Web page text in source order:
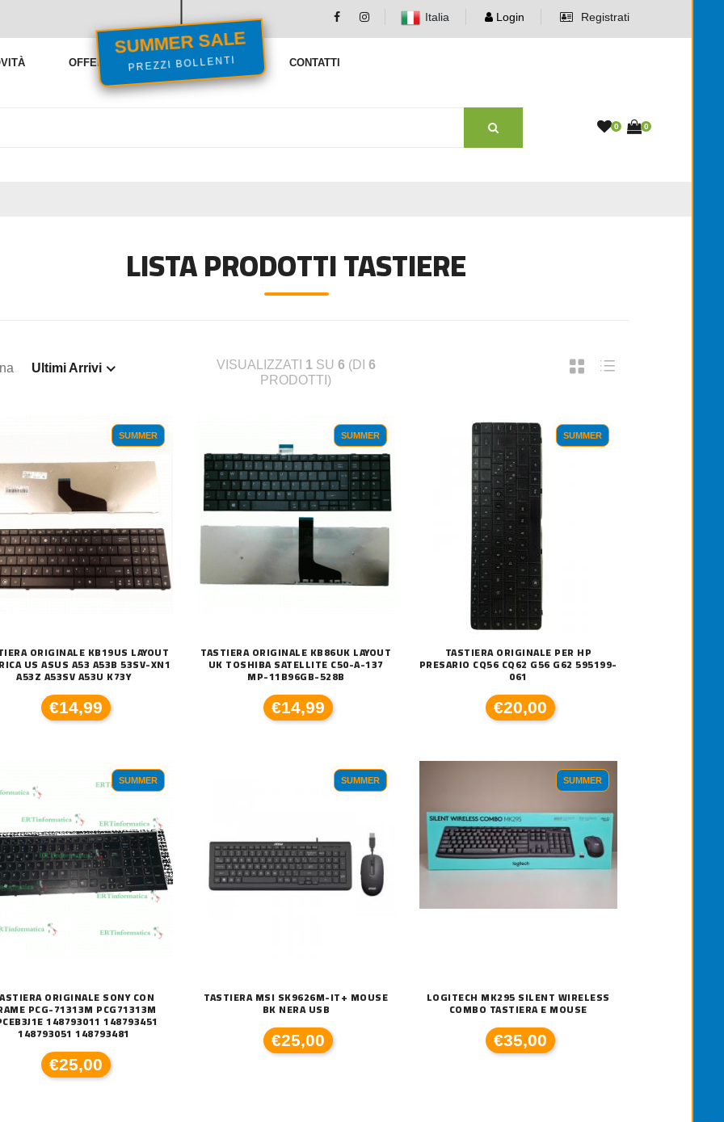
SUMMER SALE
PREZZI BOLLENTI
Italia Login Registrati
OFFERTE VENDITE FLASH CONTATTI
0 0
LISTA PRODOTTI TASTIERE
Ultimi Arrivi VISUALIZZATI 1 SU 6 (DI 6
PRODOTTI)
SUMMER
ORIGINALE KB19US LAYOUT
US ASUS A53 A53B 53SV-XN1
A53Z A53SV A53U K73Y
€14,99
SUMMER
TASTIERA ORIGINALE KB86UK LAYOUT
UK TOSHIBA SATELLITE C50-A-137
MP-11B96GB-528B
€14,99
SUMMER
TASTIERA ORIGINALE PER HP
PRESARIO CQ56 CQ62 G56 G62 595199-
061
€20,00
SUMMER
ORIGINALE SONY CON
PCG-71313M PCG71313M
148793011 148793451
148793051 148793481
€25,00
SUMMER
TASTIERA MSI SK9626M-IT+ MOUSE
BK NERA USB
€25,00
SUMMER
LOGITECH MK295 SILENT WIRELESS
COMBO TASTIERA E MOUSE
€35,00